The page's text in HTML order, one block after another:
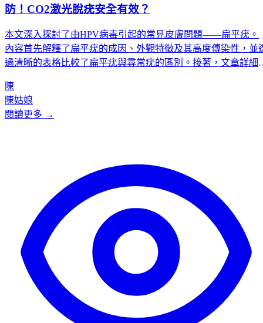
防！CO2激光脫疣安全有效？
本文深入探討了由HPV病毒引起的常見皮膚問題——扁平疣。
內容首先解釋了扁平疣的成因、外觀特徵及其高度傳染性，並
過清晰的表格比較了扁平疣與尋常疣的區別。接著，文章詳細
物、手術切除，並重點分析了二氧化碳（CO2）激光治療的精
準、安全及微創優勢。文章強調尋求專業醫生主理治療的重要
性，並說明了術前術後的護理要點，以及如何從日常衛生習慣
陳
陳姑娘
閱讀更多 →